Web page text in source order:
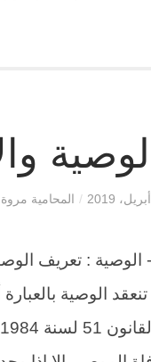
الوصية
/ المحامية مروة
1- الوصية : تعريف
الوصية